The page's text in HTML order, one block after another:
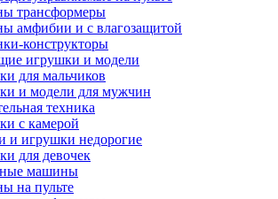
трансформеры
амфибии и с влагозащитой
конструкторы
игрушки и модели
для мальчиков
и модели для мужчин
техника
с камерой
и игрушки недорогие
для девочек
машины
на пульте